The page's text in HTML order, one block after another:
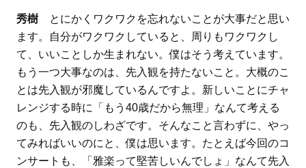
秀樹とにかくワクワクを忘れないことが大事だと思い
ます。自分がワクワクしていると、周りもワクワクし
て、いいことしか生まれない。僕はそう考えています。
もう一つ大事なのは、先入観を持たないこと。大概のこ
とは先入観が邪魔しているんですよ。新しいことにチャ
レンジする時に「もう40歳だから無理」なんて考える
のも、先入観のしわざです。そんなこと言わずに、やっ
てみればいいのにと、僕は思います。たとえば今回のコ
ンサートも、「雅楽って堅苦しいんでしょ」なんて先入